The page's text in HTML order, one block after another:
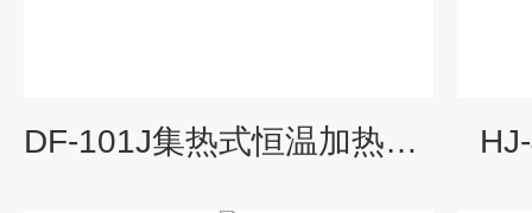
DF-101J集热式恒温加热磁力搅拌器